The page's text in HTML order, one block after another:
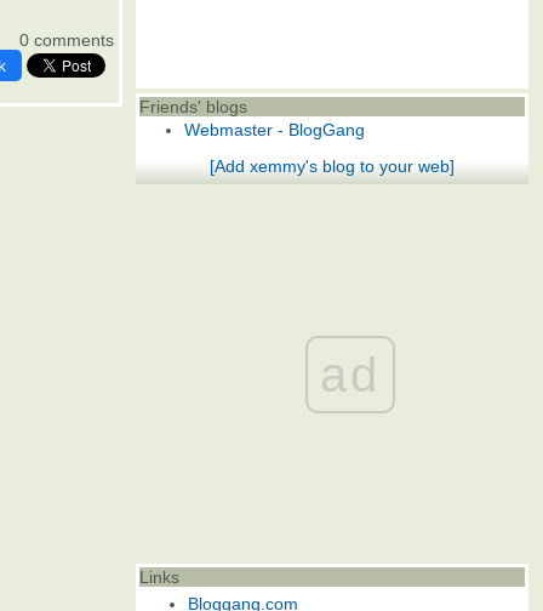
0 comments
Friends' blogs
Webmaster - BlogGang
[Add xemmy's blog to your web]
ad
Links
Bloggang.com